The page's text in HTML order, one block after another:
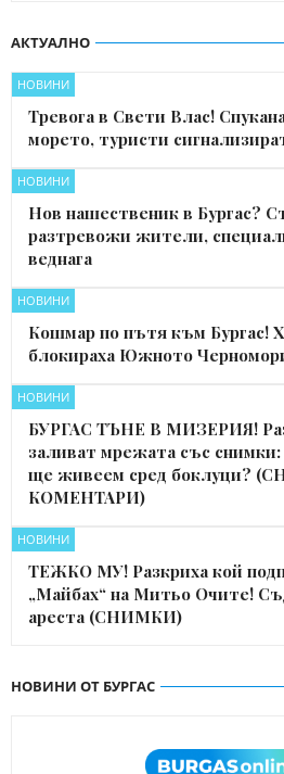
АКТУАЛНО
НОВИНИ
Тревога в Свети Влас!
морето, туристи
НОВИНИ
Нов нашественик в Бургас?
разтревожи жители,
веднага
НОВИНИ
Кошмар по пътя към Бургас!
блокираха Южното
НОВИНИ
БУРГАС ТЪНЕ В МИЗЕРИЯ!
заливат мрежата със
ще живеем сред боклуци?
КОМЕНТАРИ)
НОВИНИ
ТЕЖКО МУ! Разкриха кой
„Майбах“ на Митьо Очите!
ареста (СНИМКИ)
НОВИНИ ОТ БУРГАС